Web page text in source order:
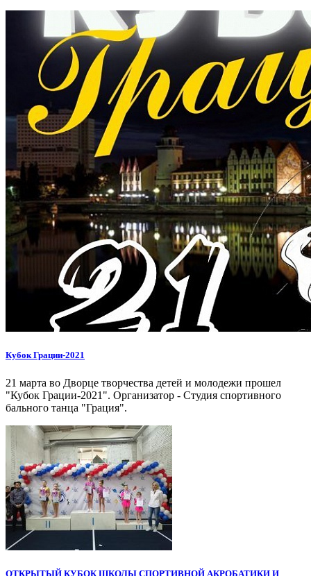
Кубок Грации-2021
21 марта во Дворце творчества детей и молодежи прошел
"Кубок Грации-2021". Организатор - Студия спортивного
бального танца "Грация".
ОТКРЫТЫЙ КУБОК ШКОЛЫ СПОРТИВНОЙ АКРОБАТИКИ И